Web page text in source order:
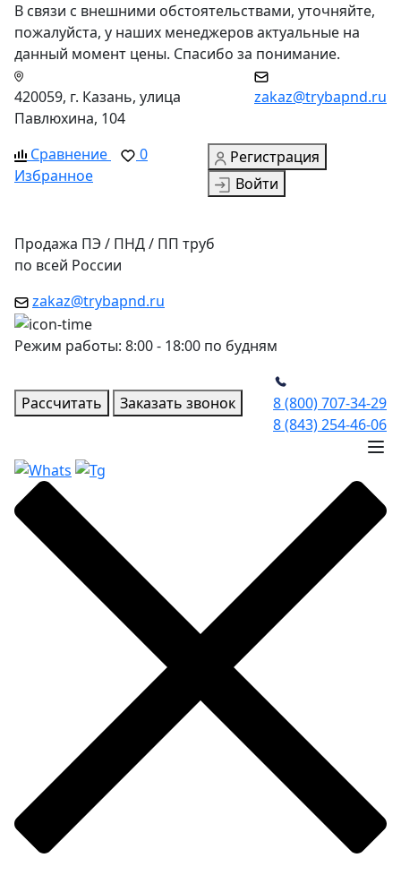
В связи с внешними обстоятельствами, уточняйте,
пожалуйста, у наших менеджеров актуальные на
данный момент цены. Спасибо за понимание.
420059, г. Казань, улица
Павлюхина, 104
zakaz@trybapnd.ru
Сравнение
0
Избранное
Регистрация
Войти
Продажа ПЭ / ПНД / ПП труб
по всей России
zakaz@trybapnd.ru
Режим работы: 8:00 - 18:00 по будням
Рассчитать Заказать звонок
8 (800) 707-34-29
8 (843) 254-46-06